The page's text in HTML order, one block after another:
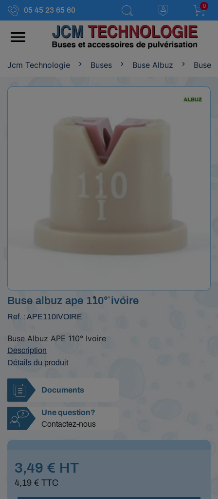
05 45 23 65 60
0

Jcm Technologie Buses Buse Albuz Buse
Buse albuz ape 110° ivoire
Ref. : APE110IVOIRE
Buse Albuz APE 110° Ivoire
Description
Détails du produit
Documents
Une question?
Contactez-nous
3,49 € HT
4,19 € TTC